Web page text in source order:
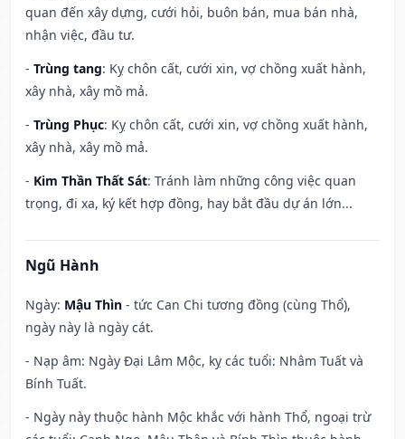
quan đến xây dựng, cưới hỏi, buôn bán, mua bán nhà,
nhận việc, đầu tư.
- Trùng tang: Kỵ chôn cất, cưới xin, vợ chồng xuất hành,
xây nhà, xây mồ mả.
- Trùng Phục: Kỵ chôn cất, cưới xin, vợ chồng xuất hành,
xây nhà, xây mồ mả.
- Kim Thần Thất Sát: Tránh làm những công việc quan
trọng, đi xa, ký kết hợp đồng, hay bắt đầu dự án lớn...
Ngũ Hành
Ngày: Mậu Thìn - tức Can Chi tương đồng (cùng Thổ),
ngày này là ngày cát.
- Nạp âm: Ngày Đại Lâm Mộc, kỵ các tuổi: Nhâm Tuất và
Bính Tuất.
- Ngày này thuộc hành Mộc khắc với hành Thổ, ngoại trừ